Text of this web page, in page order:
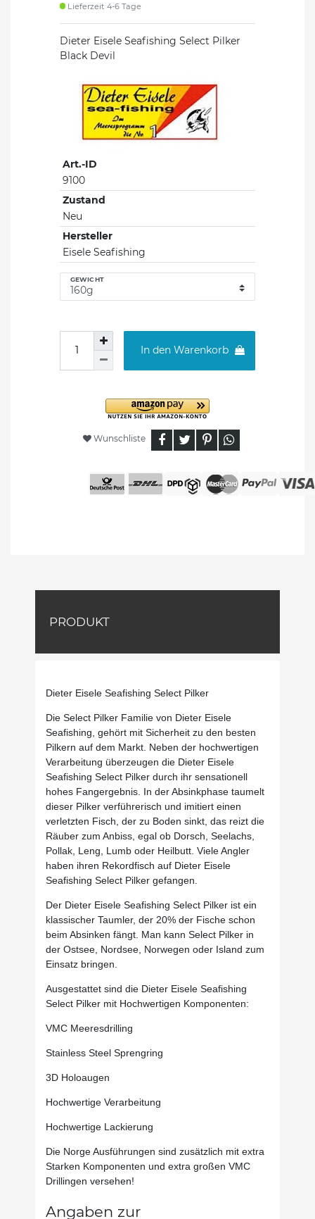
Lieferzeit 4-6 Tage
Dieter Eisele Seafishing Select Pilker
Black Devil
Art.-ID
9100
Zustand
Neu
Hersteller
Eisele Seafishing
GEWICHT
In den Warenkorb
Wunschliste
PRODUKT
Dieter Eisele Seafishing Select Pilker
Die Select Pilker Familie von Dieter Eisele
Seafishing, gehört mit Sicherheit zu den besten
Pilkern auf dem Markt. Neben der hochwertigen
Verarbeitung überzeugen die Dieter Eisele
Seafishing Select Pilker durch ihr sensationell
hohes Fangergebnis. In der Absinkphase taumelt
dieser Pilker verführerisch und imitiert einen
verletzten Fisch, der zu Boden sinkt, das reizt die
Räuber zum Anbiss, egal ob Dorsch, Seelachs,
Pollak, Leng, Lumb oder Heilbutt. Viele Angler
haben ihren Rekordfisch auf Dieter Eisele
Seafishing Select Pilker gefangen.
Der Dieter Eisele Seafishing Select Pilker ist ein
klassischer Taumler, der 20% der Fische schon
beim Absinken fängt. Man kann Select Pilker in
der Ostsee, Nordsee, Norwegen oder Island zum
Einsatz bringen.
Ausgestattet sind die Dieter Eisele Seafishing
Select Pilker mit Hochwertigen Komponenten:
VMC Meeresdrilling
Stainless Steel Sprengring
3D Holoaugen
Hochwertige Verarbeitung
Hochwertige Lackierung
Die Norge Ausführungen sind zusätzlich mit extra
Starken Komponenten und extra großen VMC
Drillingen versehen!
Angaben zur